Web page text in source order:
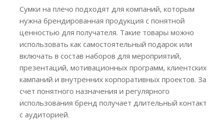
Сумки на плечо подходят для компаний, которым
нужна брендированная продукция с понятной
ценностью для получателя. Такие товары можно
использовать как самостоятельный подарок или
включать в состав наборов для мероприятий,
презентаций, мотивационных программ, клиентских
кампаний и внутренних корпоративных проектов. За
счет понятного назначения и регулярного
использования бренд получает длительный контакт
с аудиторией.